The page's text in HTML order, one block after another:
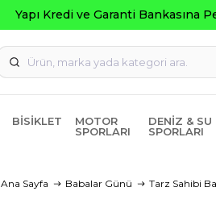
Yapı Kredi ve Garanti Bankasına
BISIKLET
MOTOR
SPORLARI
DENIZ & SU
SPORLARI
Ana Sayfa Babalar Günü Tarz Sahibi